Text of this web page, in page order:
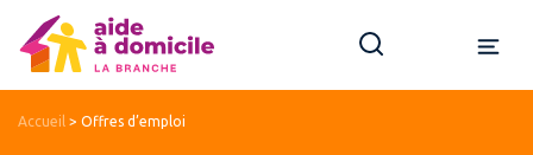
Accueil > Offres d’emploi